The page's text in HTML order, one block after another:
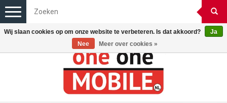
Toggle
navigation
Wij slaan cookies op om onze website te verbeteren. Is dat akkoord?
Ja
Nee
Meer over cookies »